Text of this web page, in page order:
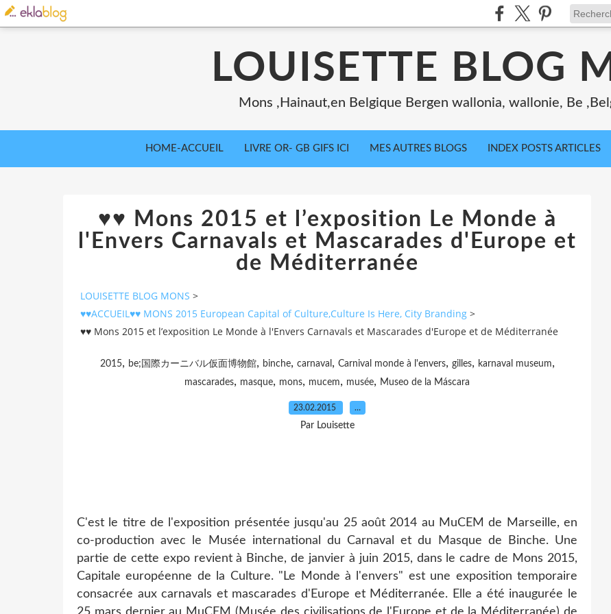
LOUISETTE BLOG
Mons ,Hainaut,en Belgique Bergen wallonia, wallonie, Be
HOME-ACCUEIL LIVRE OR- GB GIFS ICI MES AUTRES BLOGS INDEX POSTS ARTICLES
♥♥ Mons 2015 et l’exposition Le Monde à
l'Envers Carnavals et Mascarades d'Europe et
de Méditerranée
LOUISETTE BLOG MONS >
♥♥ACCUEIL♥♥ MONS 2015 European Capital of Culture,Culture Is Here, City Branding >
♥♥ Mons 2015 et l’exposition Le Monde à l'Envers Carnavals et Mascarades d'Europe et de Méditerranée
2015, be;国際カーニバル仮面博物館, binche, carnaval , Carnival monde à l'envers, gilles, karnaval museum,
mascarades, masque, mons, mucem, musée, Museo de la Máscara
23.02.2015 …
Par Louisette
C'est le titre de l'exposition présentée jusqu'au 25 août 2014 au MuCEM de Marseille, en
co-production avec le Musée international du Carnaval et du Masque de Binche. Une
partie de cette expo revient à Binche, de janvier à juin 2015, dans le cadre de Mons 2015,
Capitale européenne de la Culture. "Le Monde à l'envers" est une exposition temporaire
consacrée aux carnavals et mascarades d'Europe et Méditerranée. Elle a été inaugurée le